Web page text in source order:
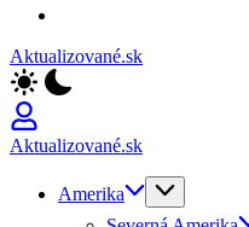
Aktualizované.sk
Aktualizované.sk
Amerika